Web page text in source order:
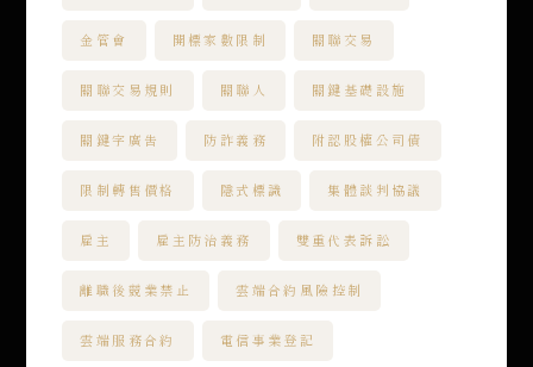
金管會 開標家數限制 關聯交易
關聯交易規則 關聯人 關鍵基礎設施
關鍵字廣告 防詐義務 附認股權公司債
限制轉售價格 隱式標識 集體談判協議
雇主 雇主防治義務 雙重代表訴訟
離職後競業禁止 雲端合約風險控制
雲端服務合約 電信事業登記